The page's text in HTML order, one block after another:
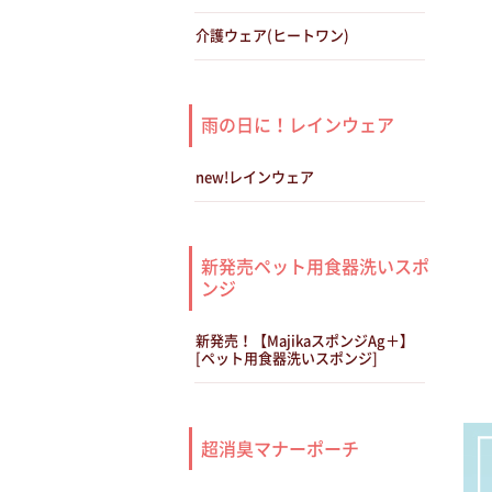
介護ウェア(ヒートワン)
雨の日に！レインウェア
new!レインウェア
新発売ペット用食器洗いスポ
ンジ
新発売！【MajikaスポンジAg＋】
[ペット用食器洗いスポンジ]
超消臭マナーポーチ